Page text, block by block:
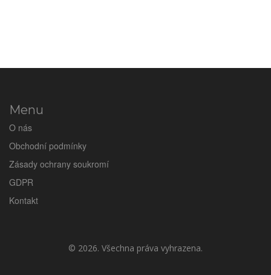
Menu
O nás
Obchodní podmínky
Zásady ochrany soukromí
GDPR
Kontakt
© 2026. Všechna práva vyhrazena.